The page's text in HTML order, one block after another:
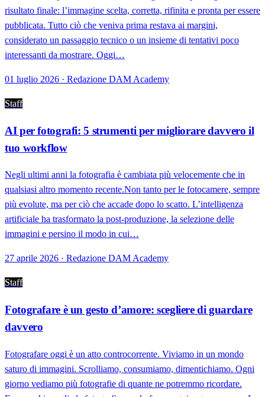
risultato finale: l’immagine scelta, corretta, rifinita e pronta per essere
pubblicata. Tutto ciò che veniva prima restava ai margini,
considerato un passaggio tecnico o un insieme di tentativi poco
interessanti da mostrare. Oggi…
01 luglio 2026 · Redazione DAM Academy
Staff
AI per fotografi: 5 strumenti per migliorare davvero il
tuo workflow
Negli ultimi anni la fotografia è cambiata più velocemente che in
qualsiasi altro momento recente.Non tanto per le fotocamere, sempre
più evolute, ma per ciò che accade dopo lo scatto. L’intelligenza
artificiale ha trasformato la post-produzione, la selezione delle
immagini e persino il modo in cui…
27 aprile 2026 · Redazione DAM Academy
Staff
Fotografare è un gesto d’amore: scegliere di guardare
davvero
Fotografare oggi è un atto controcorrente. Viviamo in un mondo
saturo di immagini. Scrolliamo, consumiamo, dimentichiamo. Ogni
giorno vediamo più fotografie di quante ne potremmo ricordare.